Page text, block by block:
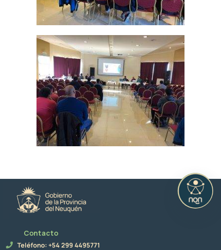
Contacto
Teléfono: +54 299 4495771